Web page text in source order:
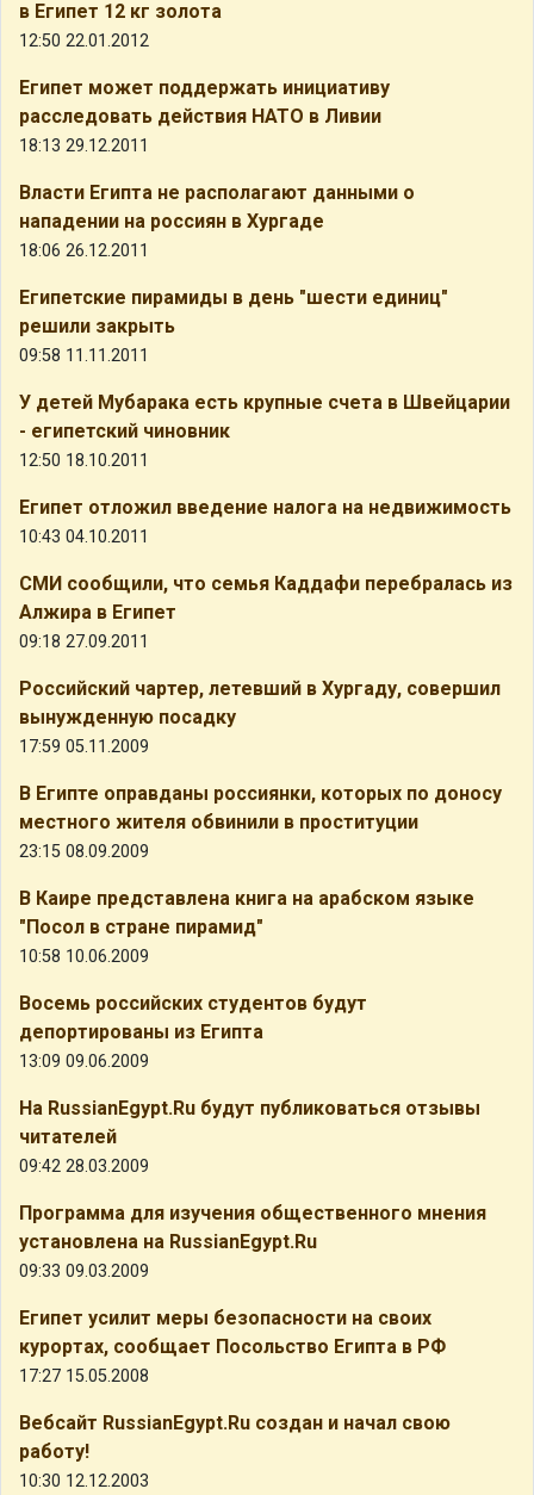
в Египет 12 кг золота
12:50 22.01.2012
Египет может поддержать инициативу
расследовать действия НАТО в Ливии
18:13 29.12.2011
Власти Египта не располагают данными о
нападении на россиян в Хургаде
18:06 26.12.2011
Египетские пирамиды в день "шести единиц"
решили закрыть
09:58 11.11.2011
У детей Мубарака есть крупные счета в Швейцарии
- египетский чиновник
12:50 18.10.2011
Египет отложил введение налога на недвижимость
10:43 04.10.2011
СМИ сообщили, что семья Каддафи перебралась из
Алжира в Египет
09:18 27.09.2011
Российский чартер, летевший в Хургаду, совершил
вынужденную посадку
17:59 05.11.2009
В Египте оправданы россиянки, которых по доносу
местного жителя обвинили в проституции
23:15 08.09.2009
В Каире представлена книга на арабском языке
"Посол в стране пирамид"
10:58 10.06.2009
Восемь российских студентов будут
депортированы из Египта
13:09 09.06.2009
На RussianEgypt.Ru будут публиковаться отзывы
читателей
09:42 28.03.2009
Программа для изучения общественного мнения
установлена на RussianEgypt.Ru
09:33 09.03.2009
Египет усилит меры безопасности на своих
курортах, сообщает Посольство Египта в РФ
17:27 15.05.2008
Вебсайт RussianEgypt.Ru создан и начал свою
работу!
10:30 12.12.2003